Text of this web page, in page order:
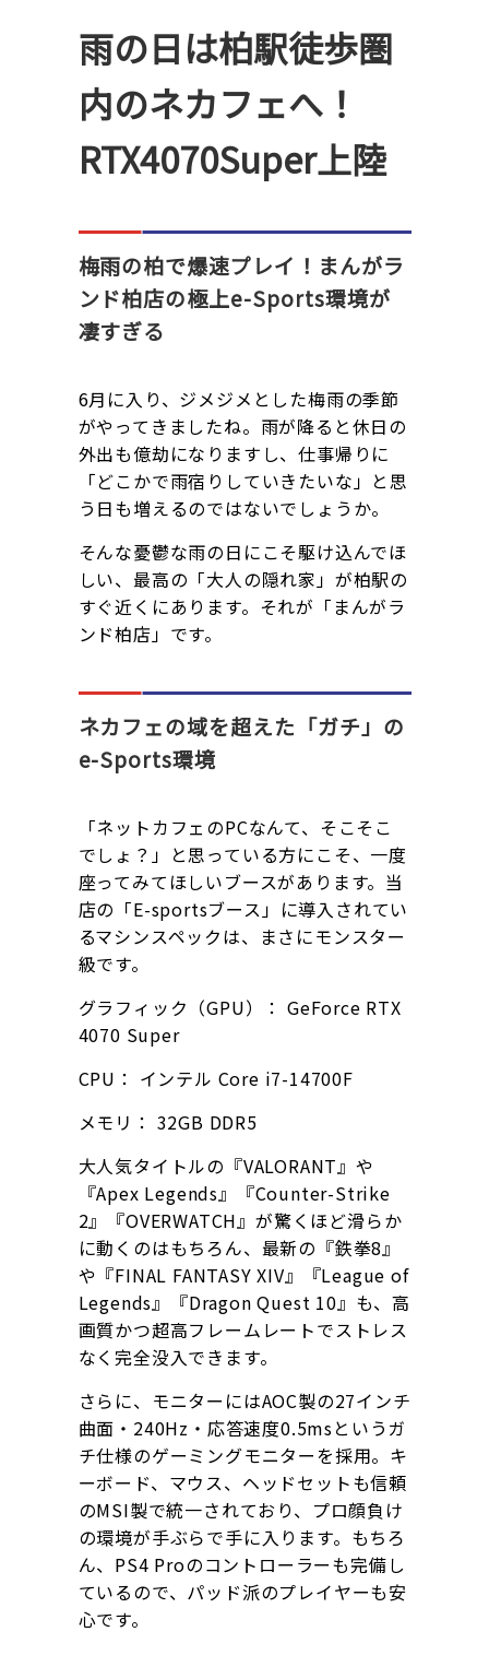
雨の日は柏駅徒歩圏
内のネカフェへ！
RTX4070Super上陸
梅雨の柏で爆速プレイ！まんがラ
ンド柏店の極上e-Sports環境が
凄すぎる
6月に入り、ジメジメとした梅雨の季節
がやってきましたね。雨が降ると休日の
外出も億劫になりますし、仕事帰りに
「どこかで雨宿りしていきたいな」と思
う日も増えるのではないでしょうか。
そんな憂鬱な雨の日にこそ駆け込んでほ
しい、最高の「大人の隠れ家」が柏駅の
すぐ近くにあります。それが「まんがラ
ンド柏店」です。
ネカフェの域を超えた「ガチ」の
e-Sports環境
「ネットカフェのPCなんて、そこそこ
でしょ？」と思っている方にこそ、一度
座ってみてほしいブースがあります。当
店の「E-sportsブース」に導入されてい
るマシンスペックは、まさにモンスター
級です。
グラフィック（GPU）： GeForce RTX
4070 Super
CPU： インテル Core i7-14700F
メモリ： 32GB DDR5
大人気タイトルの『VALORANT』や
『Apex Legends』『Counter-Strike
2』『OVERWATCH』が驚くほど滑らか
に動くのはもちろん、最新の『鉄拳8』
や『FINAL FANTASY XIV』『League of
Legends』『Dragon Quest 10』も、高
画質かつ超高フレームレートでストレス
なく完全没入できます。
さらに、モニターにはAOC製の27インチ
曲面・240Hz・応答速度0.5msというガ
チ仕様のゲーミングモニターを採用。キ
ーボード、マウス、ヘッドセットも信頼
のMSI製で統一されており、プロ顔負け
の環境が手ぶらで手に入ります。もちろ
ん、PS4 Proのコントローラーも完備し
ているので、パッド派のプレイヤーも安
心です。